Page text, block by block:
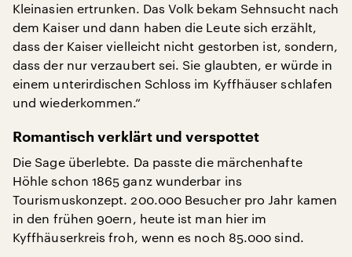
Kleinasien ertrunken. Das Volk bekam Sehnsucht nach
dem Kaiser und dann haben die Leute sich erzählt,
dass der Kaiser vielleicht nicht gestorben ist, sondern,
dass der nur verzaubert sei. Sie glaubten, er würde in
einem unterirdischen Schloss im Kyffhäuser schlafen
und wiederkommen.“
Romantisch verklärt und verspottet
Die Sage überlebte. Da passte die märchenhafte
Höhle schon 1865 ganz wunderbar ins
Tourismuskonzept. 200.000 Besucher pro Jahr kamen
in den frühen 90ern, heute ist man hier im
Kyffhäuserkreis froh, wenn es noch 85.000 sind.